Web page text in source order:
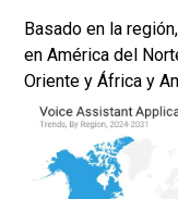
Basado en la
en América del
Oriente y África y